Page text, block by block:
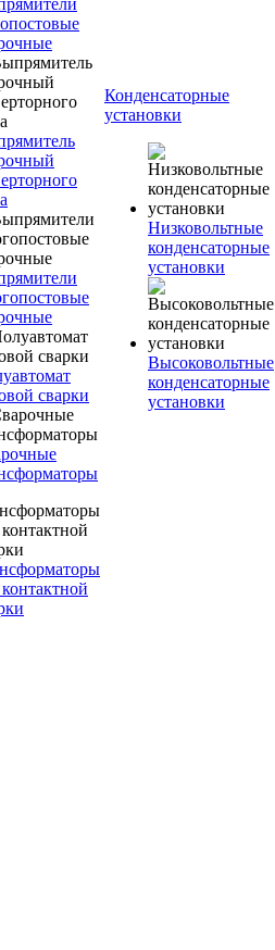
сварки
Конденсаторные
установки
Низковольтные
конденсаторные
установки
Высоковольтные
конденсаторные
установки